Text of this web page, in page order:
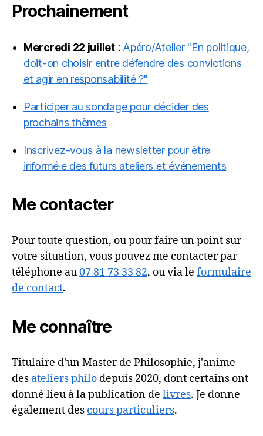
Prochainement
Mercredi 22 juillet: Apéro/Atelier "En politique,
doit-on choisir entre défendre des convictions
et agir en responsabilité ?"
Participer au sondage pour décider des
prochains thèmes
Inscrivez-vous à la newsletter pour être
informé·e des futurs ateliers et événements
Me contacter
Pour toute question, ou pour faire un point sur
votre situation, vous pouvez me contacter par
téléphone au07 81 73 33 82, ou via le formulaire
de contact.
Me connaître
Titulaire d'un Master de Philosophie, j'anime
des ateliers philo depuis 2020, dont certains ont
donné lieu à la publication de livres. Je donne
également des cours particuliers.